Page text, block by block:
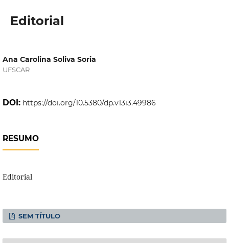
Editorial
Ana Carolina Soliva Soria
UFSCAR
DOI: https://doi.org/10.5380/dp.v13i3.49986
RESUMO
Editorial
SEM TÍTULO